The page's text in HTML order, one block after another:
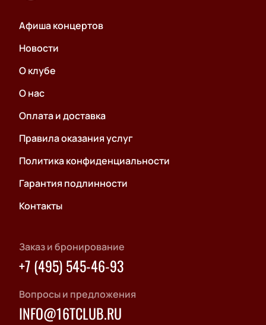
Афиша концертов
Новости
О клубе
О нас
Оплата и доставка
Правила оказания услуг
Политика конфиденциальности
Гарантия подлинности
Контакты
Заказ и бронирование
+7 (495) 545-46-93
Вопросы и предложения
INFO@16TCLUB.RU